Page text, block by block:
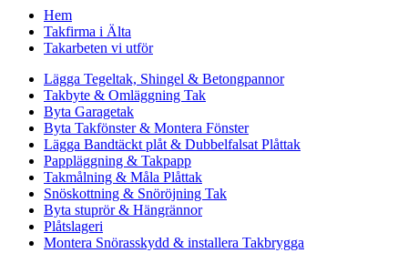
Hem
Takfirma i Älta
Takarbeten vi utför
Lägga Tegeltak, Shingel & Betongpannor
Takbyte & Omläggning Tak
Byta Garagetak
Byta Takfönster & Montera Fönster
Lägga Bandtäckt plåt & Dubbelfalsat Plåttak
Pappläggning & Takpapp
Takmålning & Måla Plåttak
Snöskottning & Snöröjning Tak
Byta stuprör & Hängrännor
Plåtslageri
Montera Snörasskydd & installera Takbrygga